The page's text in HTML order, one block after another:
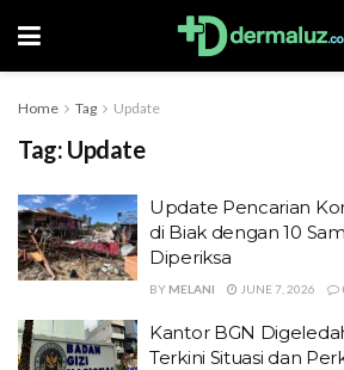
Home Tag Update
Tag: Update
Update Pencarian
di Biak dengan 10
Diperiksa
BY MELANI JUNE 7, 2026
Kantor BGN
Terkini Situasi dan